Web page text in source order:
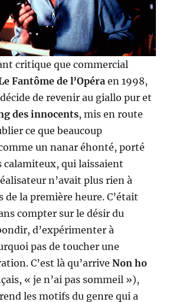
critique que commercial
Fantôme de l’Opéra en 1998,
de revenir au giallo pur et
des innocents, mis en route
ce que beaucoup
un nanar éhonté, porté
calamiteux, qui laissaient
n’avait plus rien à
de la première heure. C’était
compter sur le désir du
d’expérimenter à
pas de toucher une
C’est là qu’arriveNon ho
« je n’ai pas sommeil »),
les motifs du genre qui a